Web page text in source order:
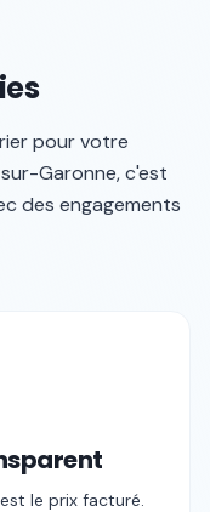
pour votre
Garonne, c'est
des engagements
le prix facturé.